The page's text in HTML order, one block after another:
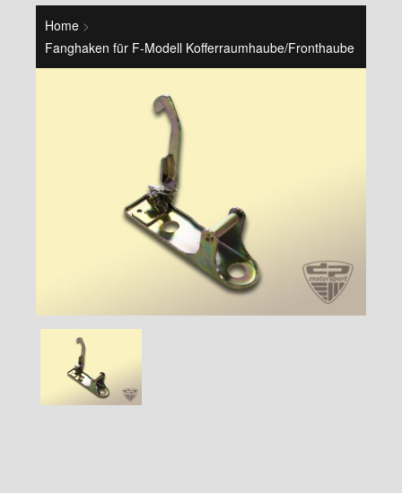
Home >
Fanghaken für F-Modell Kofferraumhaube/Fronthaube